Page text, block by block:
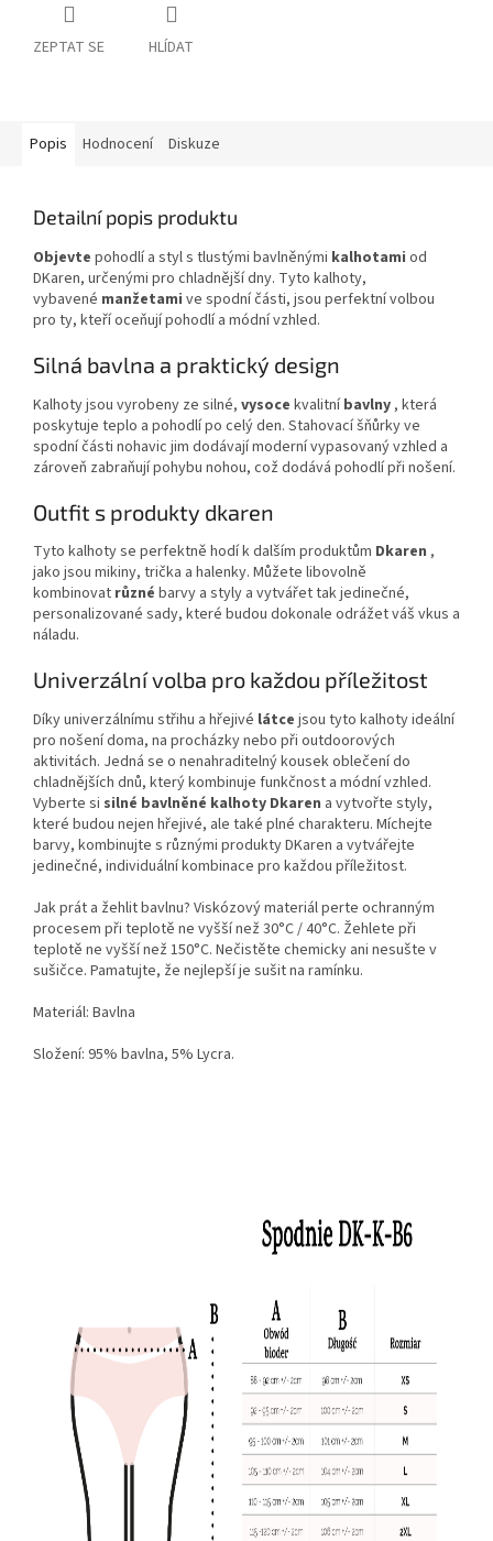
ZEPTAT SE HLÍDAT
Popis Hodnocení Diskuze
Detailní popis produktu
Objevte pohodlí a styl s tlustými bavlněnými kalhotami od
DKaren, určenými pro chladnější dny. Tyto kalhoty,
vybavené manžetami ve spodní části, jsou perfektní volbou
pro ty, kteří oceňují pohodlí a módní vzhled.
Silná bavlna a praktický design
Kalhoty jsou vyrobeny ze silné, vysoce kvalitníbavlny , která
poskytuje teplo a pohodlí po celý den. Stahovací šňůrky ve
spodní části nohavic jim dodávají moderní vypasovaný vzhled a
zároveň zabraňují pohybu nohou, což dodává pohodlí při nošení.
Outfit s produkty dkaren
Tyto kalhoty se perfektně hodí k dalším produktům Dkaren ,
jako jsou mikiny, trička a halenky. Můžete libovolně
kombinovat různé barvy a styly a vytvářet tak jedinečné,
personalizované sady, které budou dokonale odrážet váš vkus a
náladu.
Univerzální volba pro každou příležitost
Díky univerzálnímu střihu a hřejivé látce jsou tyto kalhoty ideální
pro nošení doma, na procházky nebo při outdoorových
aktivitách. Jedná se o nenahraditelný kousek oblečení do
chladnějších dnů, který kombinuje funkčnost a módní vzhled.
Vyberte si silné bavlněné kalhoty Dkaren a vytvořte styly,
které budou nejen hřejivé, ale také plné charakteru. Míchejte
barvy, kombinujte s různými produkty DKaren a vytvářejte
jedinečné, individuální kombinace pro každou příležitost.
Jak prát a žehlit bavlnu? Viskózový materiál perte ochranným
procesem při teplotě ne vyšší než 30°C / 40°C. Žehlete při
teplotě ne vyšší než 150°C. Nečistěte chemicky ani nesušte v
sušičce. Pamatujte, že nejlepší je sušit na ramínku.
Materiál: Bavlna
Složení: 95% bavlna, 5% Lycra.